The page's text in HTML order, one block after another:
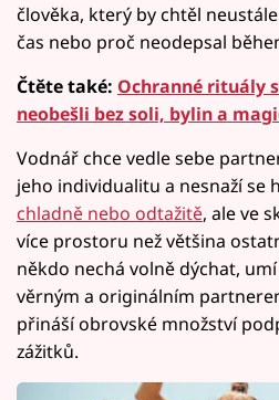
člověka, který by chtěl
čas nebo proč neodepsal
Čtěte také: Ochranné rituály
neobešli bez soli, bylin a
Vodnář chce vedle sebe
jeho individualitu a nesnaží se
chladně nebo odtažitě, ale ve
více prostoru než většina
někdo nechá volně dýchat,
věrným a originálním
přináší obrovské množství
zážitků.